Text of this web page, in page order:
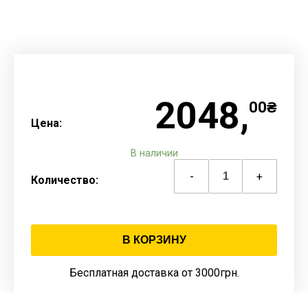
Цена: 2048,00₴
В наличии
Количество: - +
В КОРЗИНУ
Бесплатная доставка от 3000грн.